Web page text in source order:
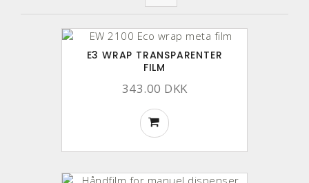
E3 WRAP TRANSPARENTER
FILM
343.00 DKK